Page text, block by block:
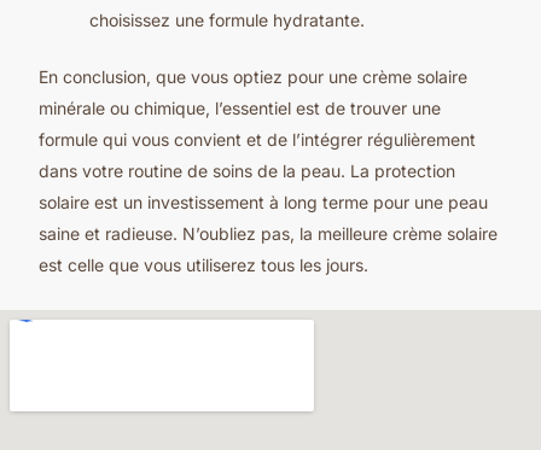
choisissez une formule hydratante.
En conclusion, que vous optiez pour une crème solaire
minérale ou chimique, l’essentiel est de trouver une
formule qui vous convient et de l’intégrer régulièrement
dans votre routine de soins de la peau. La protection
solaire est un investissement à long terme pour une peau
saine et radieuse. N’oubliez pas, la meilleure crème solaire
est celle que vous utiliserez tous les jours.